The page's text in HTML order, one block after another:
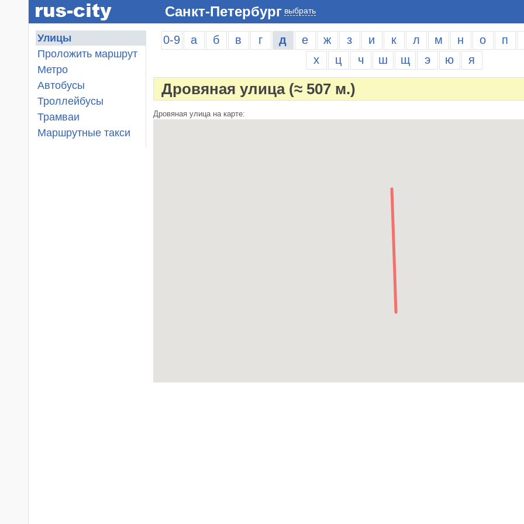
Санкт-Петербург выбрать
Улицы
Проложить маршрут
Метро
Автобусы
Троллейбусы
Трамваи
Маршрутные такси
0-9 а б в г д е ж з и к л м н о п
х
ц ч ш щ э ю я
Дровяная улица (≈ 507 м.)
Дровяная улица на карте: